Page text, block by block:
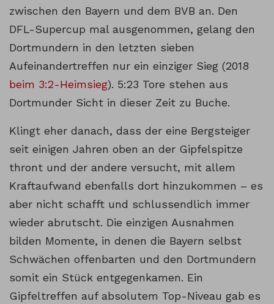
zwischen den Bayern und dem BVB an. Den
DFL-Supercup mal ausgenommen, gelang den
Dortmundern in den letzten sieben
Aufeinandertreffen nur ein einziger Sieg (2018
beim 3:2-Heimsieg). 5:23 Tore stehen aus
Dortmunder Sicht in dieser Zeit zu Buche.
Klingt eher danach, dass der eine Bergsteiger
seit einigen Jahren oben an der Gipfelspitze
thront und der andere versucht, mit allem
Kraftaufwand ebenfalls dort hinzukommen – es
aber nicht schafft und schlussendlich immer
wieder abrutscht. Die einzigen Ausnahmen
bilden Momente, in denen die Bayern selbst
Schwächen offenbarten und den Dortmundern
somit ein Stück entgegenkamen. Ein
Gipfeltreffen auf absolutem Top-Niveau gab es